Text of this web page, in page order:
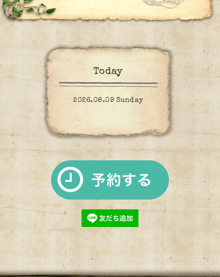
Today
2026.08.09 Sunday